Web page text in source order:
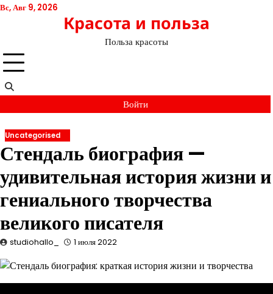
Перейти
Вс, Авг 9, 2026
Красота и польза
Польза красоты
Войти
Uncategorised
Стендаль биография —
удивительная история жизни и
гениального творчества
великого писателя
studiohallo_ 1 июля 2022